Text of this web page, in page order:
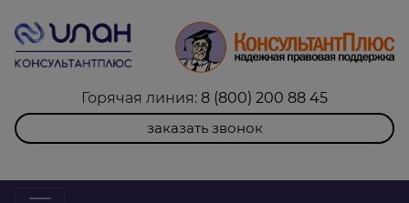
Горячая линия: 8 (800) 200 88 45
заказать звонок